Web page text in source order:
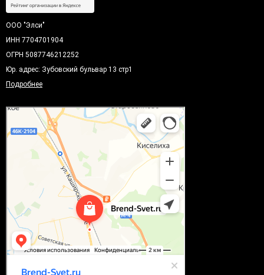
ООО "Элси"
ИНН 7704701904
ОГРН 5087746212252
Юр. адрес: Зубовский бульвар 13 стр1
Подробнее